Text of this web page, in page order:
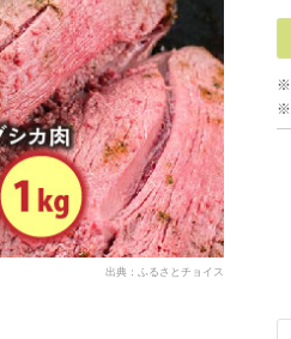
出典：ふるさとチョイス
※
※